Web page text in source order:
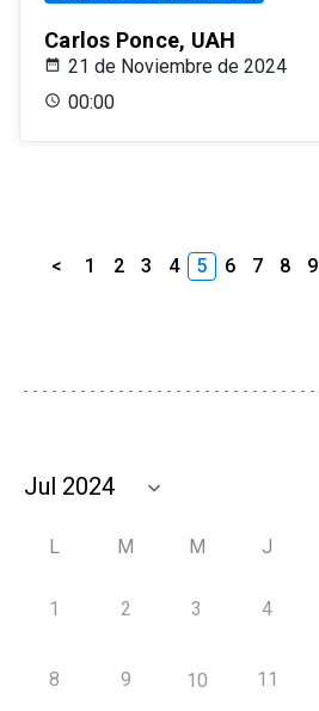
Carlos Ponce, UAH
21 de Noviembre de 2024
00:00
< 1 2 3 4 5 6 7 8 9
L M M J
1 2 3 4
8 9 10 11